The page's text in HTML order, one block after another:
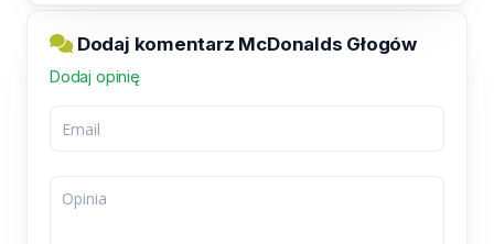
Dodaj komentarz McDonalds Głogów
Dodaj opinię